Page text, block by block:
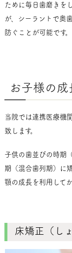
ために毎日歯磨きを
が、シーラントで奥
防ぐことが可能です。
お子様の
当院では連携医療機
致します。
子供の歯並びの時期
期（混合歯列期）に
顎の成長を利用して
床矯正（し